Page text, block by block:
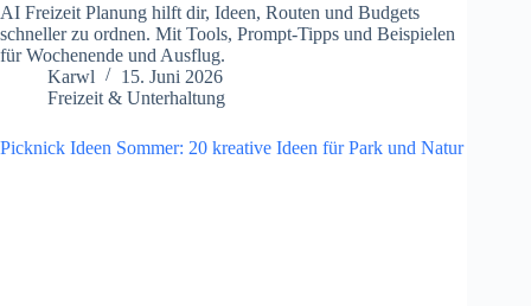
AI Freizeit Planung hilft dir, Ideen, Routen und Budgets
schneller zu ordnen. Mit Tools, Prompt-Tipps und Beispielen
für Wochenende und Ausflug.
Karwl
15. Juni 2026
Freizeit & Unterhaltung
Picknick Ideen Sommer: 20 kreative Ideen für Park und Natur